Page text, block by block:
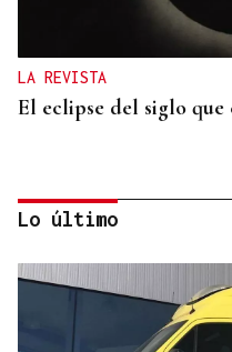
LA REVISTA
El eclipse del siglo
Lo último